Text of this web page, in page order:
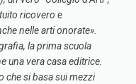
ricovero e
nelle arti onorate».
la prima scuola
una vera casa editrice.
che si basa sui mezzi